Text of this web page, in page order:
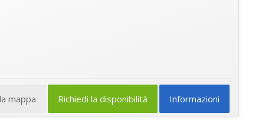
Informazioni
Richiedi la disponibilità
mappa